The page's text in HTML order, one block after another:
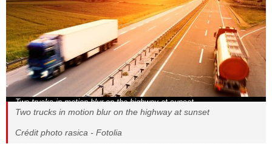
Two trucks in motion blur on the highway at sunset
Two trucks in motion blur on the highway at sunset
Crédit photo rasica - Fotolia